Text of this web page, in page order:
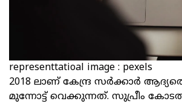
representtatioal image : pexels
2018 ലാണ് കേന്ദ്ര സര്‍ക്കാര്‍
മുന്നോട്ട് വെക്കുന്നത്. സുപ്രീം